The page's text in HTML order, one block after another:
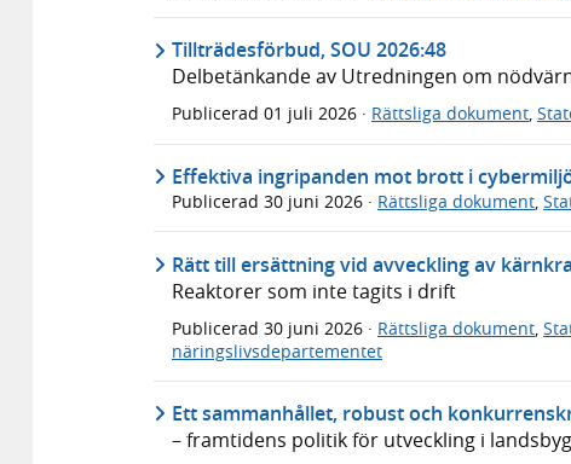
Tillträdesförbud, SOU 2026:48
Delbetänkande av Utredningen om
Publicerad 01 juli 2026 · Rättsliga dokument,
Effektiva ingripanden mot brott i
Publicerad 30 juni 2026 · Rättsliga dokument,
Rätt till ersättning vid avveckling av
Reaktorer som inte tagits i drift
Publicerad 30 juni 2026 · Rättsliga dokument
näringslivsdepartementet
Ett sammanhållet, robust och
– framtidens politik för utveckling i